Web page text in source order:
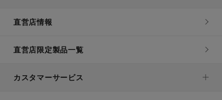
直営店情報
直営店限定製品一覧
カスタマーサービス